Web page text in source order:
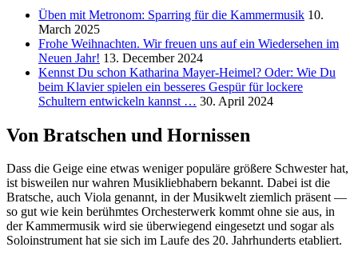
Üben mit Metronom: Sparring für die Kammermusik 10.
March 2025
Frohe Weihnachten. Wir freuen uns auf ein Wiedersehen im
Neuen Jahr! 13. December 2024
Kennst Du schon Katharina Mayer-Heimel? Oder: Wie Du
beim Klavier spielen ein besseres Gespür für lockere
Schultern entwickeln kannst … 30. April 2024
Von Bratschen und Hornissen
Dass die Geige eine etwas weniger populäre größere Schwester hat,
ist bisweilen nur wahren Musikliebhabern bekannt. Dabei ist die
Bratsche, auch Viola genannt, in der Musikwelt ziemlich präsent —
so gut wie kein berühmtes Orchesterwerk kommt ohne sie aus, in
der Kammermusik wird sie überwiegend eingesetzt und sogar als
Soloinstrument hat sie sich im Laufe des 20. Jahrhunderts etabliert.